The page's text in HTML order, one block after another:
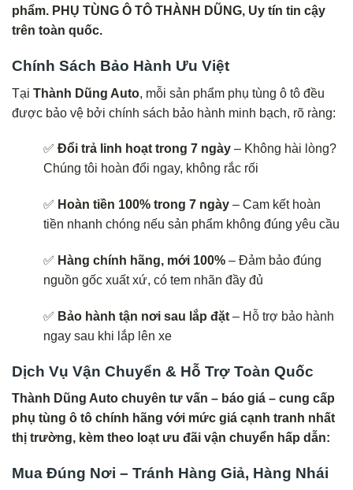
phẩm. PHỤ TÙNG Ô TÔ THÀNH DŨNG, Uy tín tin cậy
trên toàn quốc.
Chính Sách Bảo Hành Ưu Việt
Tại Thành Dũng Auto, mỗi sản phẩm phụ tùng ô tô đều
được bảo vệ bởi chính sách bảo hành minh bạch, rõ ràng:
✅ Đổi trả linh hoạt trong 7 ngày – Không hài lòng?
Chúng tôi hoàn đổi ngay, không rắc rối
✅ Hoàn tiền 100% trong 7 ngày – Cam kết hoàn
tiền nhanh chóng nếu sản phẩm không đúng yêu cầu
✅ Hàng chính hãng, mới 100% – Đảm bảo đúng
nguồn gốc xuất xứ, có tem nhãn đầy đủ
✅ Bảo hành tận nơi sau lắp đặt – Hỗ trợ bảo hành
ngay sau khi lắp lên xe
Dịch Vụ Vận Chuyển & Hỗ Trợ Toàn Quốc
Thành Dũng Auto chuyên tư vấn – báo giá – cung cấp
phụ tùng ô tô chính hãng với mức giá cạnh tranh nhất
thị trường, kèm theo loạt ưu đãi vận chuyển hấp dẫn:
Mua Đúng Nơi – Tránh Hàng Giả, Hàng Nhái